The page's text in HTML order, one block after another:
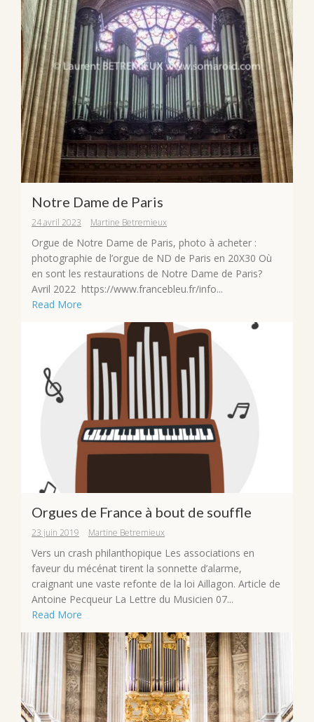
Notre Dame de Paris
24 avril 2023 Martine Betremieux
Orgue de Notre Dame de Paris, photo à acheter :
photographie de l’orgue de ND de Paris en 20X30 Où
en sont les restaurations de Notre Dame de Paris?
Avril 2022 https://www.francebleu.fr/info...
Read More
Orgues de France à bout de souffle
23 juin 2019 Martine Betremieux
Vers un crash philanthopique Les associations en
faveur du mécénat tirent la sonnette d’alarme,
craignant une vaste refonte de la loi Aillagon. Article de
Antoine Pecqueur La Lettre du Musicien 07...
Read More